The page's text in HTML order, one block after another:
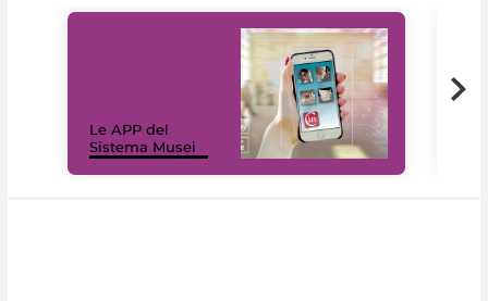
Le APP del
Sistema Musei